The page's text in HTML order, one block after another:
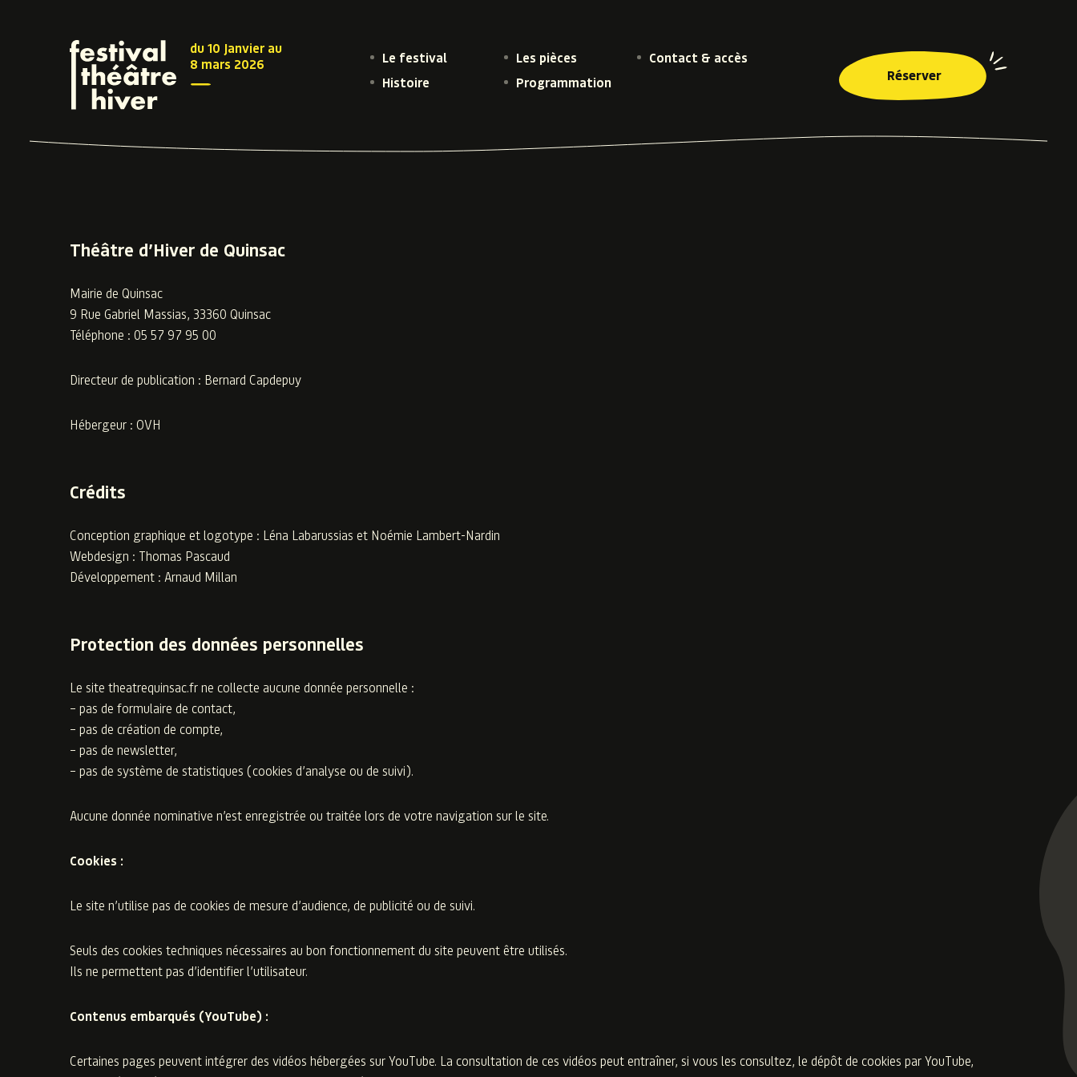
du 10 Janvier au
8 mars 2026
Le festival
Histoire
Les pièces
Programmation
Contact & accès
Réserver
Théâtre d’Hiver de Quinsac
Mairie de Quinsac
9 Rue Gabriel Massias, 33360 Quinsac
Téléphone : 05 57 97 95 00
Directeur de publication : Bernard Capdepuy
Hébergeur : OVH
Crédits
Conception graphique et logotype : Léna Labarussias et Noémie Lambert-Nardin
Webdesign : Thomas Pascaud
Développement : Arnaud Millan
Protection des données personnelles
Le site theatrequinsac.fr ne collecte aucune donnée personnelle :
– pas de formulaire de contact,
– pas de création de compte,
– pas de newsletter,
– pas de système de statistiques (cookies d’analyse ou de suivi).
Aucune donnée nominative n’est enregistrée ou traitée lors de votre navigation sur le site.
Cookies :
Le site n’utilise pas de cookies de mesure d’audience, de publicité ou de suivi.
Seuls des cookies techniques nécessaires au bon fonctionnement du site peuvent être utilisés.
Ils ne permettent pas d’identifier l’utilisateur.
Contenus embarqués (YouTube) :
Certaines pages peuvent intégrer des vidéos hébergées sur YouTube. La consultation de ces vidéos peut entraîner, si vous les consultez, le dépôt de cookies par YouTube,